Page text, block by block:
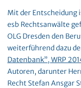
Mit der Entscheidung
esb Rechtsanwälte
OLG Dresden den
weiterführend dazu
Datenbank”, WRP
Autoren, darunter
Recht Stefan Ansgar